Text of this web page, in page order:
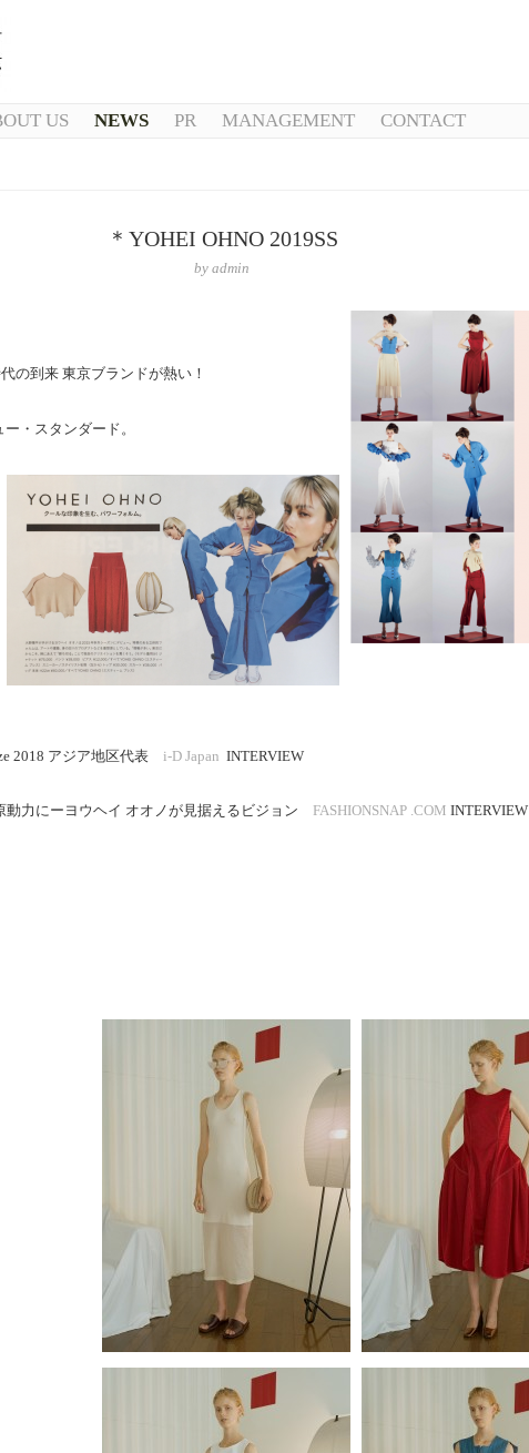
US NEWS PR MANAGEMENT CONTACT
＊YOHEI OHNO 2019SS
by admin
の到来 東京ブランドが熱い！
・スタンダード。
2018 アジア地区代表 i-D Japan INTERVIEW
動力にーヨウヘイ オオノが見据えるビジョン FASHIONSNAP .COM INTERVIEW